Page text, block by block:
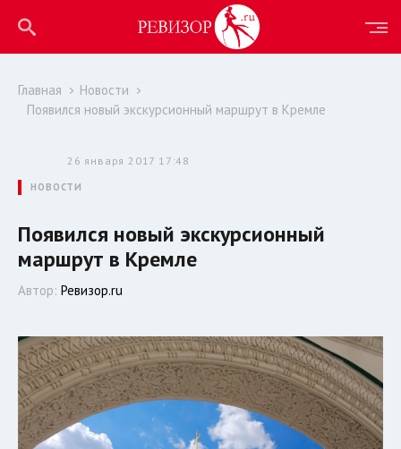
Главная
Новости
Появился новый экскурсионный маршрут в Кремле
26 января 2017 17:48
НОВОСТИ
Появился новый экскурсионный
маршрут в Кремле
Автор: Ревизор.ru